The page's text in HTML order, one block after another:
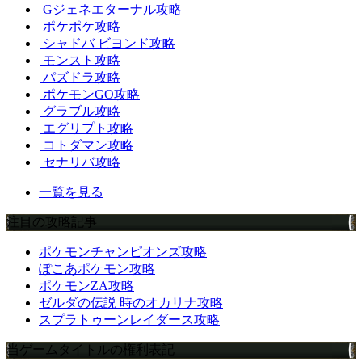
Gジェネエターナル攻略
ポケポケ攻略
シャドバ ビヨンド攻略
モンスト攻略
パズドラ攻略
ポケモンGO攻略
グラブル攻略
エグリプト攻略
コトダマン攻略
セナリバ攻略
一覧を見る
注目の攻略記事
ポケモンチャンピオンズ攻略
ぽこあポケモン攻略
ポケモンZA攻略
ゼルダの伝説 時のオカリナ攻略
スプラトゥーンレイダース攻略
当ゲームタイトルの権利表記